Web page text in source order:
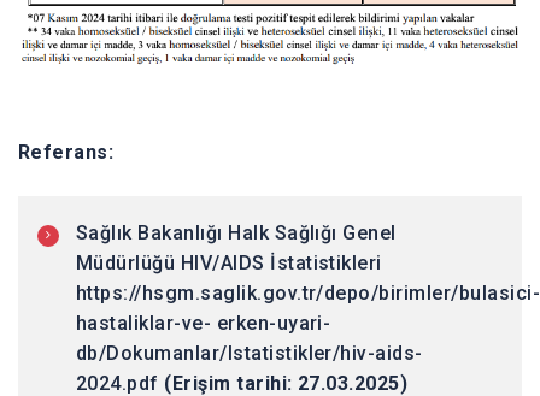
Referans:
Sağlık Bakanlığı Halk Sağlığı Genel
Müdürlüğü HIV/AIDS İstatistikleri
https://hsgm.saglik.gov.tr/depo/birimler/bulasici-
hastaliklar-ve- erken-uyari-
db/Dokumanlar/Istatistikler/hiv-aids-
2024.pdf (Erişim tarihi: 27.03.2025)